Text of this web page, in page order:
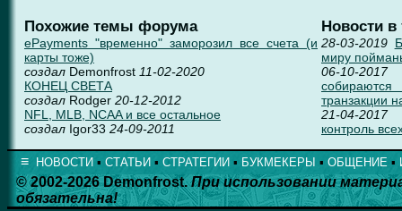
Похожие темы форума
ePayments "временно" заморозил все счета (и
карты тоже)
создал Demonfrost 11-02-2020
КОНЕЦ СВЕТА
создал Rodger 20-12-2012
NFL, MLB, NCAA и все остальное
создал Igor33 24-09-2011
Новости в
28-03-2019
миру
06-10-2017
транзакции
21-04-2017
контроль
≡ НОВОСТИ ▪ СТАТЬИ ▪ СТРАТЕГИИ ▪ БУКМЕКЕРЫ ▪ ОБЩЕНИЕ ▪
© 2002-2026 Demonfrost.При использовании
обязательна!